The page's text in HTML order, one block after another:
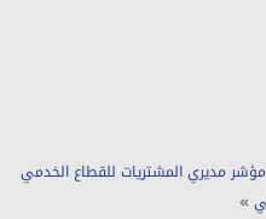
مؤشر مديري المشتريات للقطاع الخدمي
»